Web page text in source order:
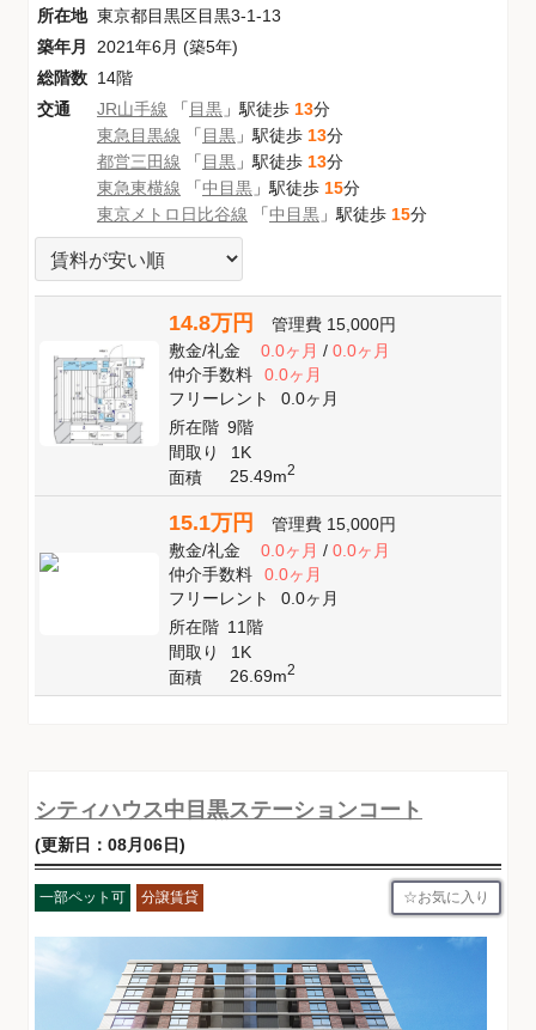
所在地 東京都目黒区目黒3-1-13
築年月
2021年6月 (築5年)
総階数 14階
交通
JR山手線 「目黒 」駅徒歩 13分
東急目黒線 「目黒 」駅徒歩 13分
都営三田線 「目黒 」駅徒歩 13分
東急東横線 「中目黒 」駅徒歩 15分
東京メトロ日比谷線 「中目黒 」駅徒歩 15分
14.8万円 管理費 15,000円
敷金/礼金 0.0ヶ月/ 0.0ヶ月
仲介手数料
0.0ヶ月
フリーレント
0.0ヶ月
所在階 9階
間取り
1K
面積
25.49m2
15.1万円 管理費 15,000円
敷金/礼金 0.0ヶ月/ 0.0ヶ月
仲介手数料
0.0ヶ月
フリーレント
0.0ヶ月
所在階 11階
間取り
1K
面積
26.69m2
シティハウス中目黒ステーションコート
(更新日：08月06日)
一部ペット可 分譲賃貸 お気に入り